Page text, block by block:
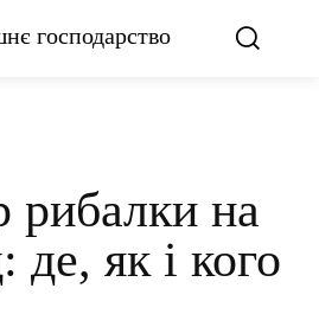
господарство
рибалки на
де, як і кого